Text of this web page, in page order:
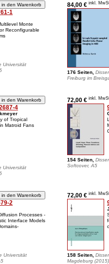
1
Monte
Reconfigurable
Universität
4
of Tropical
Matroid Fans
Universität
2
Processes -
Interface Models
Universität
84,00 € inkl.
176 Seiten,
Freiburg im
72,00 € inkl.
154 Seiten,
Softcover, A5
72,00 € inkl.
158 Seiten,
Magdeburg